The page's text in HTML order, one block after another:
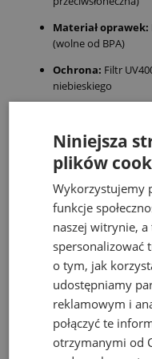
Materiał oprawek:
(wolne od BPA)
Ochrona: Filtr
niebieskiego
Skład zestawu:
zabezpieczająca,
marki WaZZ
Wybierając okulary WaZZ,
rygorystyczne testy
nietoksycznych
(zawiasów) sprawia, że
propozycji na rynku. To
wszystkim profesjonalna
o własne zdrowie od
Niniejsza
plików
Wykorzystujemy
funkcje
naszej witrynie, a
spersonalizować
o tym, jak
udostępniamy
reklamowym i
połączyć te
otrzymanymi od